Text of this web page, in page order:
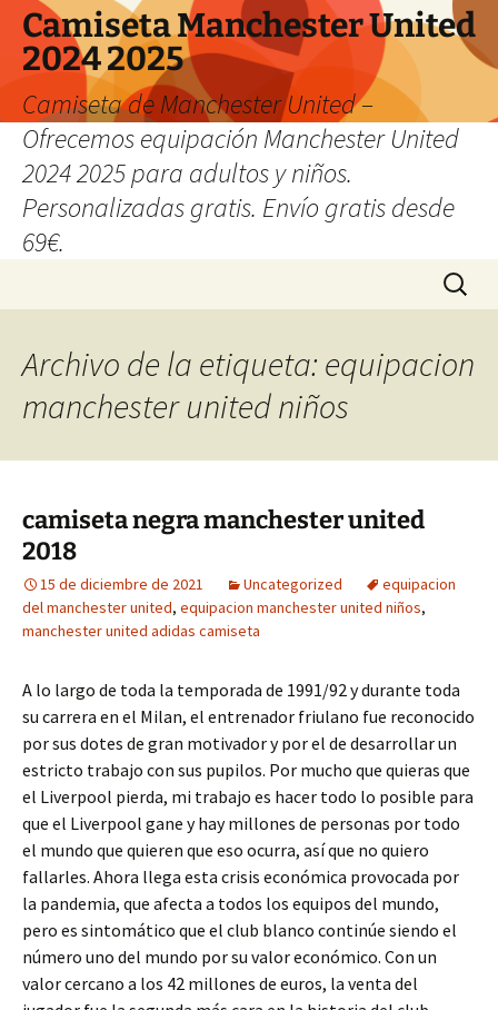
Camiseta Manchester United
2024 2025
Camiseta de Manchester United –
Ofrecemos equipación Manchester United
2024 2025 para adultos y niños.
Personalizadas gratis. Envío gratis desde
69€.
Buscar:
Archivo de la etiqueta: equipacion
manchester united niños
camiseta negra manchester united
2018
15 de diciembre de 2021 Uncategorized
equipacion
del manchester united, equipacion manchester united niños,
manchester united adidas camiseta
A lo largo de toda la temporada de 1991/92 y durante toda
su carrera en el Milan, el entrenador friulano fue reconocido
por sus dotes de gran motivador y por el de desarrollar un
estricto trabajo con sus pupilos. Por mucho que quieras que
el Liverpool pierda, mi trabajo es hacer todo lo posible para
que el Liverpool gane y hay millones de personas por todo
el mundo que quieren que eso ocurra, así que no quiero
fallarles. Ahora llega esta crisis económica provocada por
la pandemia, que afecta a todos los equipos del mundo,
pero es sintomático que el club blanco continúe siendo el
número uno del mundo por su valor económico. Con un
valor cercano a los 42 millones de euros, la venta del